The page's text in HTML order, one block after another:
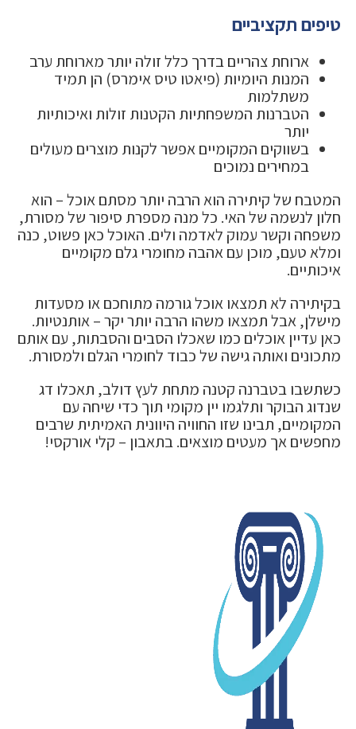
טיפים תקציביים
ארוחת צהריים בדרך כלל זולה יותר מארוחת ערב
המנות היומיות (פיאטו טיס אימרס) הן תמיד
משתלמות
הטברנות המשפחתיות הקטנות זולות ואיכותיות
יותר
בשווקים המקומיים אפשר לקנות מוצרים מעולים
במחירים נמוכים
המטבח של קיתירה הוא הרבה יותר מסתם אוכל – הוא
חלון לנשמה של האי. כל מנה מספרת סיפור של מסורת,
משפחה וקשר עמוק לאדמה ולים. האוכל כאן פשוט, כנה
ומלא טעם, מוכן עם אהבה מחומרי גלם מקומיים
איכותיים.
בקיתירה לא תמצאו אוכל גורמה מתוחכם או מסעדות
מישלן, אבל תמצאו משהו הרבה יותר יקר – אותנטיות.
כאן עדיין אוכלים כמו שאכלו הסבים והסבתות, עם אותם
מתכונים ואותה גישה של כבוד לחומרי הגלם ולמסורת.
כשתשבו בטברנה קטנה מתחת לעץ דולב, תאכלו דג
שנדוג הבוקר ותלגמו יין מקומי תוך כדי שיחה עם
המקומיים, תבינו שזו החוויה היוונית האמיתית שרבים
מחפשים אך מעטים מוצאים. בתאבון – קלי אורקסי!